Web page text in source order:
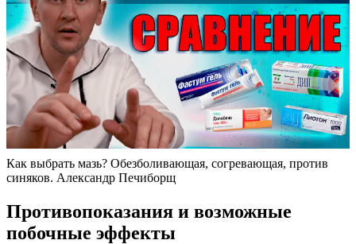
Как выбрать мазь? Обезболивающая, согревающая, против
синяков. Александр Печиборщ
Противопоказания и возможные
побочные эффекты